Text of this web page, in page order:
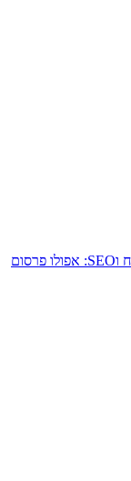
© כל הזכויות שמורות לSave A Date | עיצוב, פיתוח וSEO: אפולו פרסום